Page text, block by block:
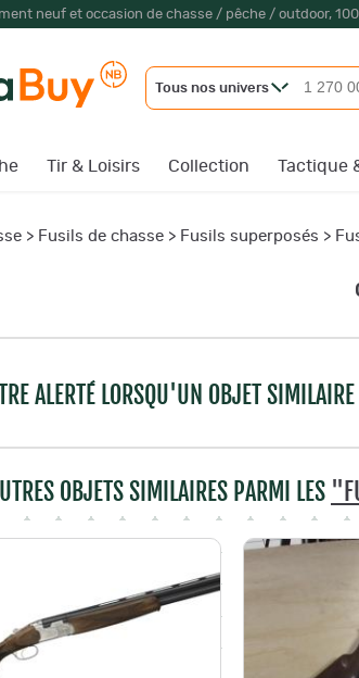
neuf et occasion de chasse / pêche / outdoor,
Tous nos univers
Tir & Loisirs Collection Tactique
> Fusils de chasse > Fusils superposés >
ALERTÉ LORSQU'UN OBJET
OBJETS SIMILAIRES PARMI LES